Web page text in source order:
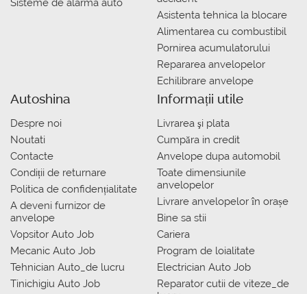
Sisteme de alarma auto
Asistenta tehnica la blocare
Alimentarea cu combustibil
Pornirea acumulatorului
Repararea anvelopelor
Echilibrare anvelope
Autoshina
Despre noi
Noutati
Contacte
Condiții de returnare
Politica de confidențialitate
A deveni furnizor de
anvelope
Vopsitor Auto Job
Mecanic Auto Job
Tehnician Auto_de lucru
Tinichigiu Auto Job
Informații utile
Livrarea şi plata
Сumpăra in credit
Anvelope dupa automobil
Toate dimensiunile
anvelopelor
Livrare anvelopelor în orașe
Bine sa stii
Cariera
Program de loialitate
Electrician Auto Job
Reparator cutii de viteze_de